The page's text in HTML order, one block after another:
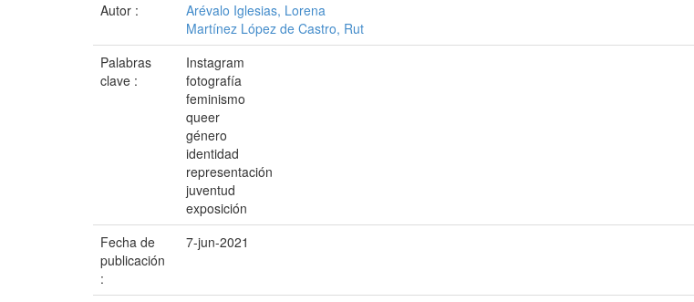
Autor :
Arévalo Iglesias, Lorena
Martínez López de Castro, Rut
Palabras
clave :
Instagram
fotografía
feminismo
queer
género
identidad
representación
juventud
exposición
Fecha de
publicación
:
7-jun-2021